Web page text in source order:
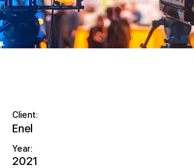
Client:
Enel
Year:
2021